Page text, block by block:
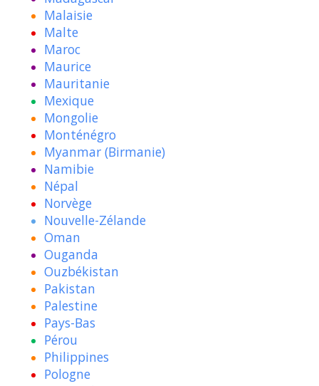
Malaisie
Malte
Maroc
Maurice
Mauritanie
Mexique
Mongolie
Monténégro
Myanmar (Birmanie)
Namibie
Népal
Norvège
Nouvelle-Zélande
Oman
Ouganda
Ouzbékistan
Pakistan
Palestine
Pays-Bas
Pérou
Philippines
Pologne